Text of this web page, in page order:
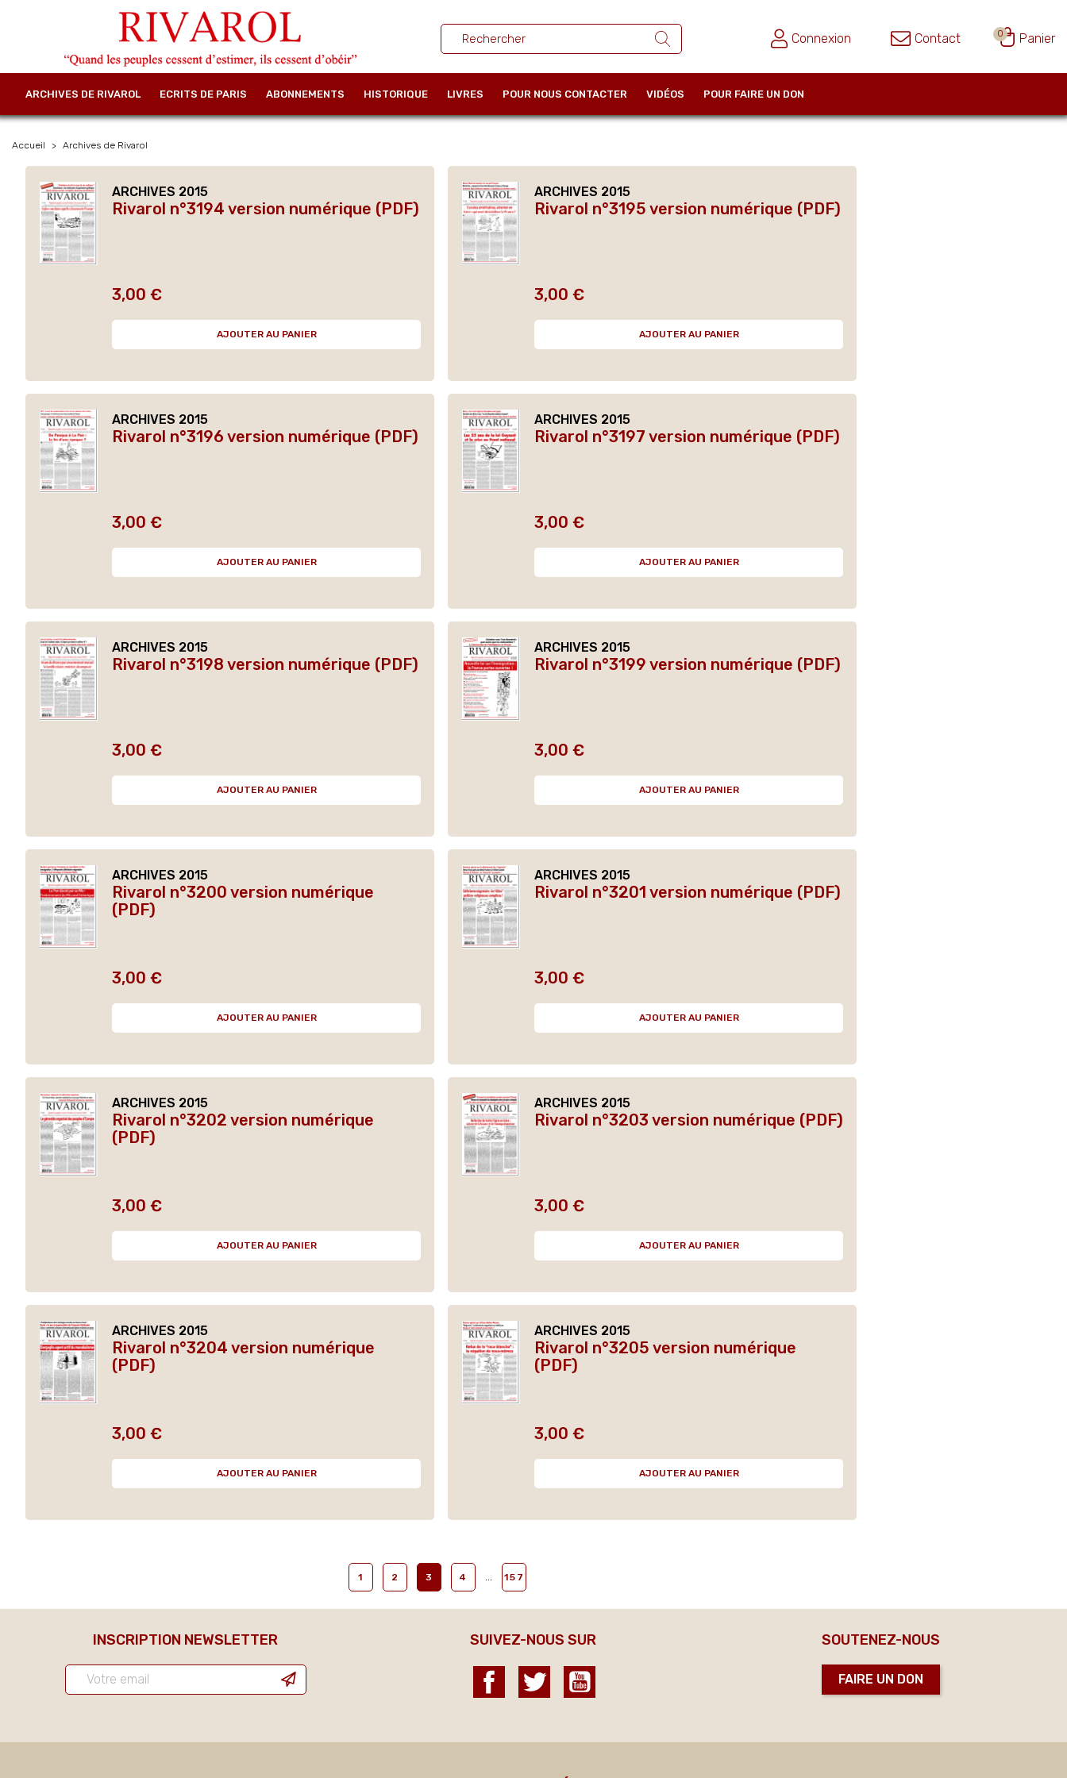
Connexion Contact 0 Panier
ARCHIVES DE RIVAROL ECRITS DE PARIS ABONNEMENTS HISTORIQUE LIVRES POUR NOUS CONTACTER VIDÉOS POUR FAIRE UN DON
Accueil Archives de Rivarol
ARCHIVES 2015
Rivarol n°3194 version numérique (PDF)
Prix
3,00 €
AJOUTER AU PANIER
ARCHIVES 2015
Rivarol n°3195 version numérique (PDF)
Prix
3,00 €
AJOUTER AU PANIER
ARCHIVES 2015
Rivarol n°3196 version numérique (PDF)
Prix
3,00 €
AJOUTER AU PANIER
ARCHIVES 2015
Rivarol n°3197 version numérique (PDF)
Prix
3,00 €
AJOUTER AU PANIER
ARCHIVES 2015
Rivarol n°3198 version numérique (PDF)
Prix
3,00 €
AJOUTER AU PANIER
ARCHIVES 2015
Rivarol n°3199 version numérique (PDF)
Prix
3,00 €
AJOUTER AU PANIER
ARCHIVES 2015
Rivarol n°3200 version numérique
(PDF)
Prix
3,00 €
AJOUTER AU PANIER
ARCHIVES 2015
Rivarol n°3201 version numérique (PDF)
Prix
3,00 €
AJOUTER AU PANIER
ARCHIVES 2015
Rivarol n°3202 version numérique
(PDF)
Prix
3,00 €
AJOUTER AU PANIER
ARCHIVES 2015
Rivarol n°3203 version numérique (PDF)
Prix
3,00 €
AJOUTER AU PANIER
ARCHIVES 2015
Rivarol n°3204 version numérique
(PDF)
Prix
3,00 €
AJOUTER AU PANIER
ARCHIVES 2015
Rivarol n°3205 version numérique
(PDF)
Prix
3,00 €
AJOUTER AU PANIER
1 2 3 4 157
INSCRIPTION NEWSLETTER SUIVEZ-NOUS SUR
Facebook Twitter
SOUTENEZ-NOUS
FAIRE UN DON